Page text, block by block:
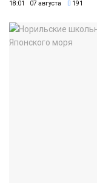
18:01 07 августа 191